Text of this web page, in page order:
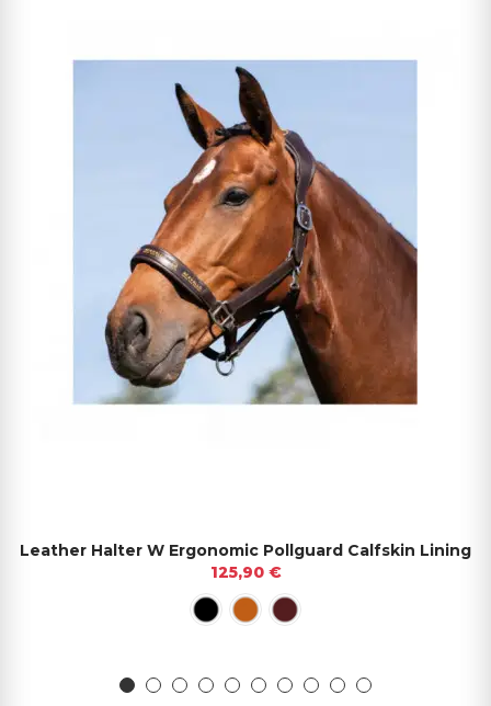
Leather Halter W Ergonomic Pollguard Calfskin Lining
125,90 €